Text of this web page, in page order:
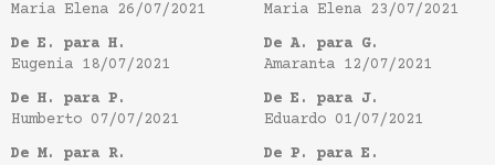
Maria Elena 26/07/2021
Maria Elena 23/07/2021
De E. para H.
Eugenia 18/07/2021
De A. para G.
Amaranta 12/07/2021
De H. para P.
Humberto 07/07/2021
De E. para J.
Eduardo 01/07/2021
De M. para R.
De P. para E.